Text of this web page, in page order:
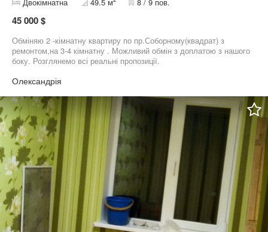
45 000 $
Обміняю 2 -кімнатну квартиру по пр.Соборному(квадрат) з
ремонтом,на 3-4 кімнатну . Можливий обмін з доплатою з нашого
боку. Розглянемо всі реальні пропозиції.
Олександрія